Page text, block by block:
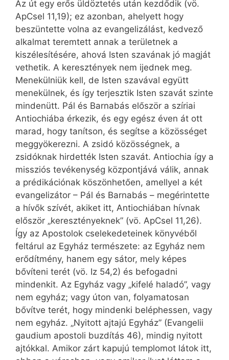
Az út egy erős üldöztetés után kezdődik (vö.
ApCsel 11,19); ez azonban, ahelyett hogy
beszüntette volna az evangelizálást, kedvező
alkalmat teremtett annak a területnek a
kiszélesítésére, ahová Isten szavának jó magját
vethetik. A keresztények nem ijednek meg.
Menekülniük kell, de Isten szavával együtt
menekülnek, és így terjesztik Isten szavát szinte
mindenütt. Pál és Barnabás először a szíriai
Antiochiába érkezik, és egy egész éven át ott
marad, hogy tanítson, és segítse a közösséget
meggyökerezni. A zsidó közösségnek, a
zsidóknak hirdették Isten szavát. Antiochia így a
missziós tevékenység központjává válik, annak
a prédikációnak köszönhetően, amellyel a két
evangelizátor – Pál és Barnabás – megérintette
a hívők szívét, akiket itt, Antiochiában hívnak
először „keresztényeknek” (vö. ApCsel 11,26).
Így az Apostolok cselekedeteinek könyvéből
feltárul az Egyház természete: az Egyház nem
erődítmény, hanem egy sátor, mely képes
bővíteni terét (vö. Iz 54,2) és befogadni
mindenkit. Az Egyház vagy „kifelé haladó”, vagy
nem egyház; vagy úton van, folyamatosan
bővítve terét, hogy mindenki beléphessen, vagy
nem egyház. „Nyitott ajtajú Egyház” (Evangelii
gaudium apostoli buzdítás 46), mindig nyitott
ajtókkal. Amikor zárt kapujú templomot látok itt,